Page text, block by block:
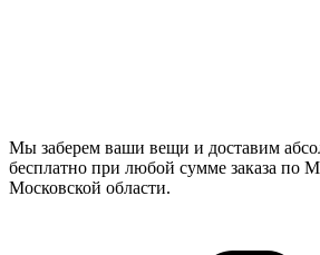
Мы заберем ваши вещи и доставим
бесплатно при любой сумме заказа по
Московской области.